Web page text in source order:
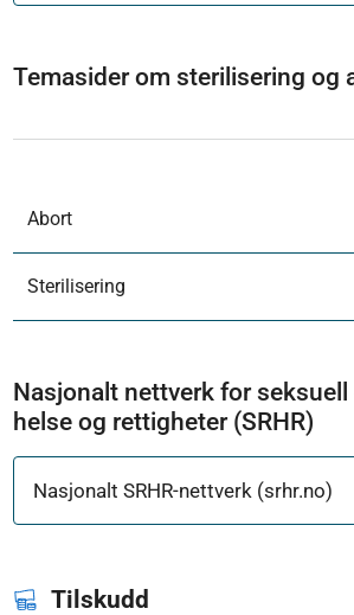
Temasider om sterilisering og
Abort
Sterilisering
Nasjonalt nettverk for
helse og rettigheter (SRHR)
Nasjonalt SRHR-nettverk (srhr.no)
Tilskudd